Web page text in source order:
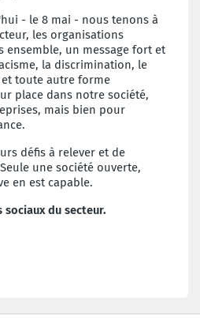
- le 8 mai - nous tenons à
les organisations
ensemble, un message fort et
la discrimination, le
toute autre forme
place dans notre société,
mais bien pour
défis à relever et de
une société ouverte,
en est capable.
du secteur.